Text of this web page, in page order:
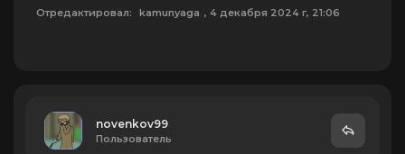
Отредактировал: kamunyaga , 4 декабря 2024 г, 21:06
novenkov99
Пользователь